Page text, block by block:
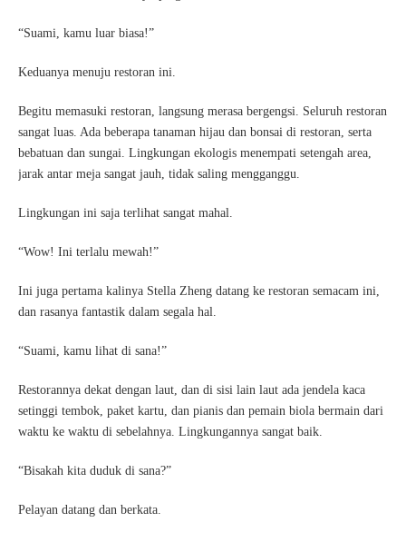
“Suami, kamu luar biasa!”
Keduanya menuju restoran ini.
Begitu memasuki restoran, langsung merasa bergengsi. Seluruh restoran
sangat luas. Ada beberapa tanaman hijau dan bonsai di restoran, serta
bebatuan dan sungai. Lingkungan ekologis menempati setengah area,
jarak antar meja sangat jauh, tidak saling mengganggu.
Lingkungan ini saja terlihat sangat mahal.
“Wow! Ini terlalu mewah!”
Ini juga pertama kalinya Stella Zheng datang ke restoran semacam ini,
dan rasanya fantastik dalam segala hal.
“Suami, kamu lihat di sana!”
Restorannya dekat dengan laut, dan di sisi lain laut ada jendela kaca
setinggi tembok, paket kartu, dan pianis dan pemain biola bermain dari
waktu ke waktu di sebelahnya. Lingkungannya sangat baik.
“Bisakah kita duduk di sana?”
Pelayan datang dan berkata.